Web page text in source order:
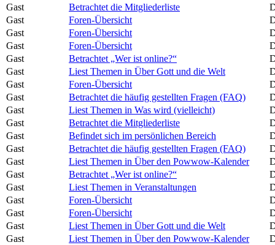
Gast
Betrachtet die Mitgliederliste
Gast
Foren-Übersicht
Gast
Foren-Übersicht
Gast
Foren-Übersicht
Gast
Betrachtet „Wer ist online?“
Gast
Liest Themen in Über Gott und die Welt
Gast
Foren-Übersicht
Gast
Betrachtet die häufig gestellten Fragen (FAQ)
Gast
Liest Themen in Was wird (vielleicht)
Gast
Betrachtet die Mitgliederliste
Gast
Befindet sich im persönlichen Bereich
Gast
Betrachtet die häufig gestellten Fragen (FAQ)
Gast
Liest Themen in Über den Powwow-Kalender
Gast
Betrachtet „Wer ist online?“
Gast
Liest Themen in Veranstaltungen
Gast
Foren-Übersicht
Gast
Foren-Übersicht
Gast
Liest Themen in Über Gott und die Welt
Gast
Liest Themen in Über den Powwow-Kalender